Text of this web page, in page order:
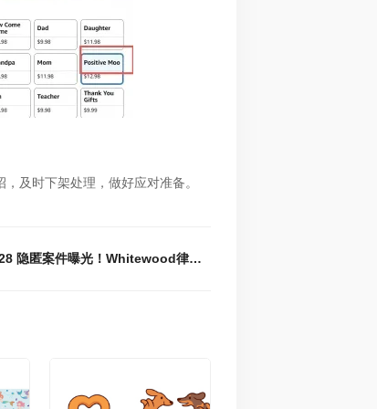
及时下架处理，做好应对准备。
下一篇 : 25-cv-1928 隐匿案件曝光！Whitewood律所代理两张树懒插画发案维权！